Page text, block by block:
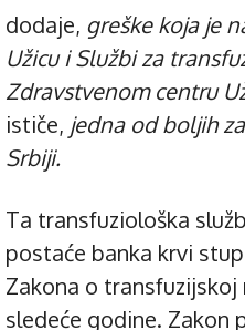
dodaje, greške koja je
Užicu i Službi za
Zdravstvenom centru
ističe, jedna od boljih
Srbiji.
Ta transfuziološka
postaće banka krvi
Zakona o
sledeće godine. Zakon